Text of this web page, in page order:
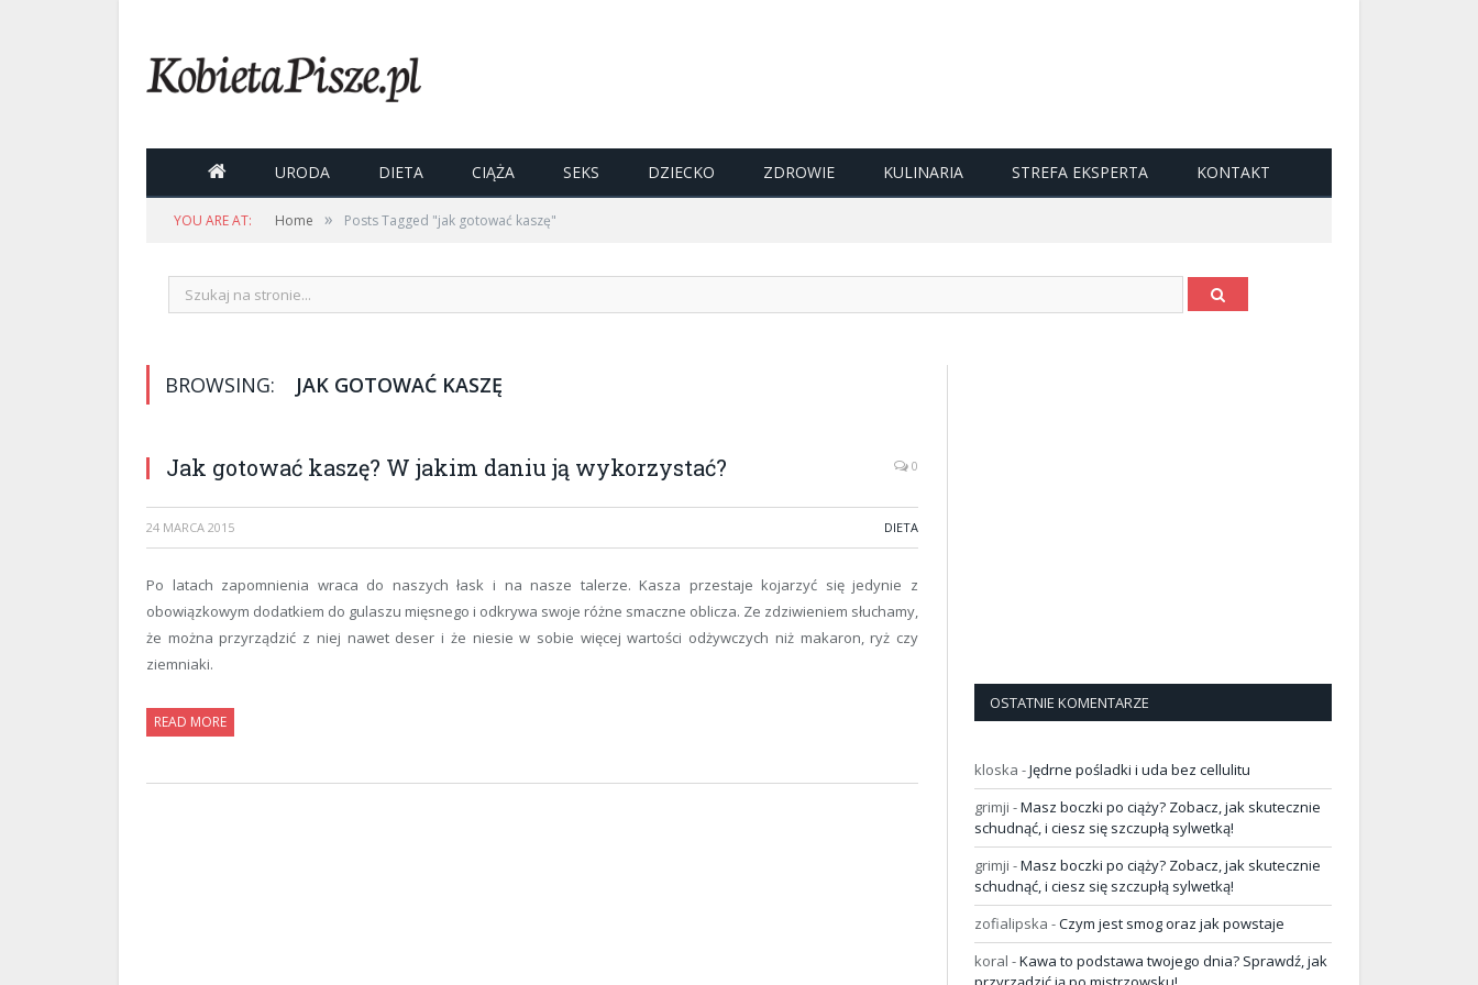
 URODA DIETA CIĄŻA SEKS DZIECKO ZDROWIE KULINARIA STREFA EKSPERTA KONTAKT
YOU ARE AT: Home » Posts Tagged "jak gotować kaszę"
BROWSING: JAK GOTOWAĆ KASZĘ
Jak gotować kaszę? W jakim daniu ją wykorzystać? 0
24 MARCA 2015 DIETA
Po latach zapomnienia wraca do naszych łask i na nasze talerze. Kasza przestaje kojarzyć się jedynie z
obowiązkowym dodatkiem do gulaszu mięsnego i odkrywa swoje różne smaczne oblicza. Ze zdziwieniem słuchamy,
że można przyrządzić z niej nawet deser i że niesie w sobie więcej wartości odżywczych niż makaron, ryż czy
ziemniaki.
READ MORE
OSTATNIE KOMENTARZE
kloska -Jędrne pośladki i uda bez cellulitu
grimji -Masz boczki po ciąży? Zobacz, jak skutecznie
schudnąć, i ciesz się szczupłą sylwetką!
grimji -Masz boczki po ciąży? Zobacz, jak skutecznie
schudnąć, i ciesz się szczupłą sylwetką!
zofialipska -Czym jest smog oraz jak powstaje
koral -Kawa to podstawa twojego dnia? Sprawdź, jak